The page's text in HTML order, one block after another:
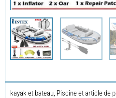
kayak et bateau, Piscine et article de